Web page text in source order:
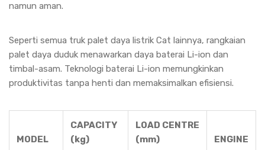
namun aman.
Seperti semua truk palet daya listrik Cat lainnya, rangkaian
palet daya duduk menawarkan daya baterai Li-ion dan
timbal-asam. Teknologi baterai Li-ion memungkinkan
produktivitas tanpa henti dan memaksimalkan efisiensi.
MODEL
CAPACITY
(kg)
LOAD CENTRE
(mm)
ENGINE